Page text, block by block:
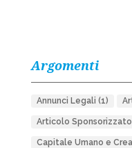
Argomenti
Annunci Legali (1)
Articolo Sponsorizzato
Capitale Umano e